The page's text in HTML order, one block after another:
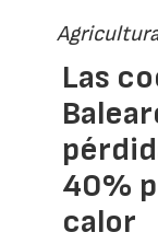
Las
40%
calor